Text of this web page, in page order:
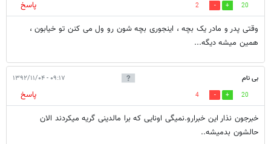
20
2
پاسخ
وقتی پدر و مادر یک بچه ، اینجوری بچه شون رو ول می کنن تو خیابون ،
همین میشه دیگه...
بی نام ۰۹:۱۷ - ۱۳۹۲/۱۱/۰۴
20
4
پاسخ
خبرجون نذار این خبرارو.نمیگی اونایی که برا مالدینی گریه میکردند الان
حالشون بدمیشه..